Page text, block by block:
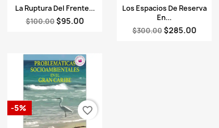
Vista rápida
La Ruptura Del Frente...
$100.00 $95.00
Vista rápida
Los Espacios De Reserva
En...
$300.00 $285.00
-5% favorite_border